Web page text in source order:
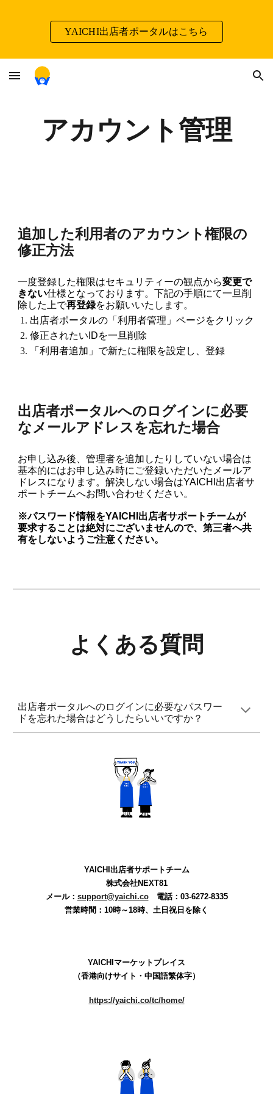
Skip to main content Skip to navigation
YAICHI出店者ポータルはこちら
アカウント管理
追加した利用者のアカウント権限の
修正方法
一度登録した権限はセキュリティーの観点から変更で
きない仕様となっております。下記の手順にて一旦削
除した上で再登録をお願いいたします。
出店者ポータルの「利用者管理」ページをクリック
修正されたいIDを一旦削除
「利用者追加」で新たに権限を設定し、登録
出店者ポータルへのログインに必要
なメールアドレスを忘れた場合
お申し込み後、管理者を追加したりしていない場合は
基本的にはお申し込み時にご登録いただいたメールア
ドレスになります。解決しない場合はYAICHI出店者サ
ポートチームへお問い合わせください。
※パスワード情報をYAICHI出店者サポートチームが
要求することは絶対にございませんので、第三者へ共
有をしないようご注意ください。
よくある質問
出店者ポータルへのログインに必要なパスワー
ド を忘れた場合はどうしたらいいですか？
YAICHI出店者サポートチーム
株式会社NEXT81
メール： support@yaichi.co
電話：03-6272-8335
営業時間： 10時～18時、土日祝日を除く
YAICHIマーケットプレイス
（香港向けサイト・中国語繁体字）
https://yaichi.co/tc/home/